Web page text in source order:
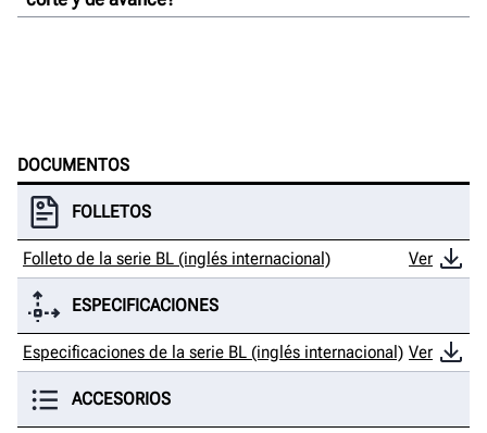
DOCUMENTOS
FOLLETOS
Folleto de la serie BL (inglés internacional) Ver
ESPECIFICACIONES
Especificaciones de la serie BL (inglés internacional) Ver
ACCESORIOS